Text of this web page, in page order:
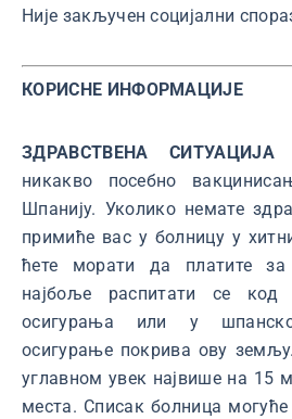
Није закључен социјални
КОРИСНЕ ИНФОРМАЦИЈЕ
ЗДРАВСТВЕНА СИТУАЦИЈА
никакво посебно
Шпанију. Уколико немате
примиће вас у болницу у
ћете морати да платите за
најбоље распитати се код
осигурања или у
осигурање покрива ову
углавном увек највише на 15
места. Списак болница могуће